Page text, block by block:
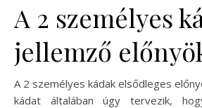
A 2 személyes
jellemző
A 2 személyes kádak elsődleges
kádat általában úgy tervezik,